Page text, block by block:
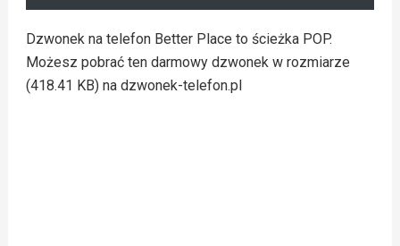
Dzwonek na telefon Better Place to ścieżka POP.
Możesz pobrać ten darmowy dzwonek w rozmiarze
(418.41 KB) na dzwonek-telefon.pl